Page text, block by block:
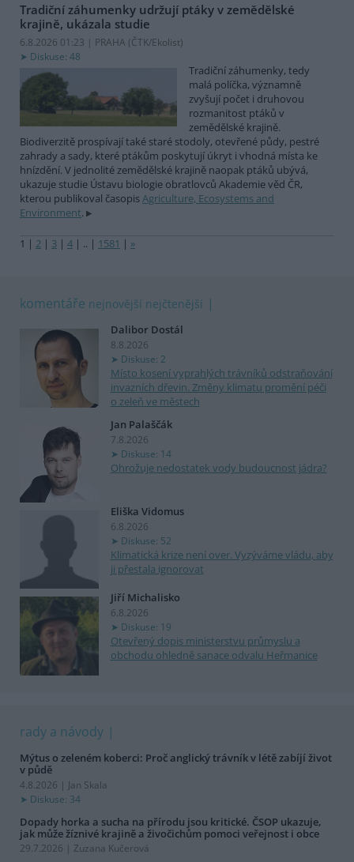
Tradiční záhumenky udržují ptáky v zemědělské
krajině, ukázala studie
6.8.2026 01:23 | PRAHA (ČTK/Ekolist)
Diskuse: 48
Tradiční záhumenky, tedy
malá políčka, významně
zvyšují počet i druhovou
rozmanitost ptáků v
zemědělské krajině.
Biodiverzitě prospívají také staré stodoly, otevřené půdy, pestré
zahrady a sady, které ptákům poskytují úkryt i vhodná místa ke
hnízdění. V jednolité zemědělské krajině naopak ptáků ubývá,
ukazuje studie Ústavu biologie obratlovců Akademie věd ČR,
kterou publikoval časopisAgriculture, Ecosystems and
Environment.
1 | 2 | 3 | 4 | .. | 1581 | »
komentáře nejnovější nejčtenější
Dalibor Dostál
8.8.2026
Diskuse: 2
Místo kosení vyprahlých trávníků odstraňování
invazních dřevin. Změny klimatu promění péči
o zeleň ve městech
Jan Palaščák
7.8.2026
Diskuse: 14
Ohrožuje nedostatek vody budoucnost jádra?
Eliška Vidomus
6.8.2026
Diskuse: 52
Klimatická krize není over. Vyzýváme vládu, aby
ji přestala ignorovat
Jiří Michalisko
6.8.2026
Diskuse: 19
Otevřený dopis ministerstvu průmyslu a
obchodu ohledně sanace odvalu Heřmanice
rady a návody
Mýtus o zeleném koberci: Proč anglický trávník v létě zabíjí život
v půdě
4.8.2026 | Jan Skala
Diskuse: 34
Dopady horka a sucha na přírodu jsou kritické. ČSOP ukazuje,
jak může žíznivé krajině a živočichům pomoci veřejnost i obce
29.7.2026 | Zuzana Kučerová